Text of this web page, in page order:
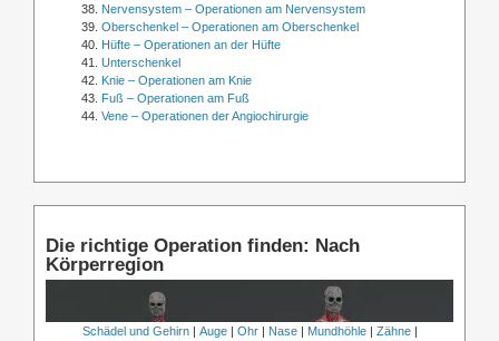
Nervensystem – Operationen am Nervensystem
Oberschenkel – Operationen am Oberschenkel
Hüfte – Operationen an der Hüfte
Unterschenkel
Knie – Operationen am Knie
Fuß – Operationen am Fuß
Vene – Operationen der Angiochirurgie
Die richtige Operation finden: Nach
Körperregion
Schädel und Gehirn| Auge| Ohr| Nase| Mundhöhle| Zähne|